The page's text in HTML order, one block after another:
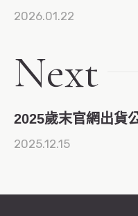
2026.01.22
Next
2025歲末官網出貨
2025.12.15